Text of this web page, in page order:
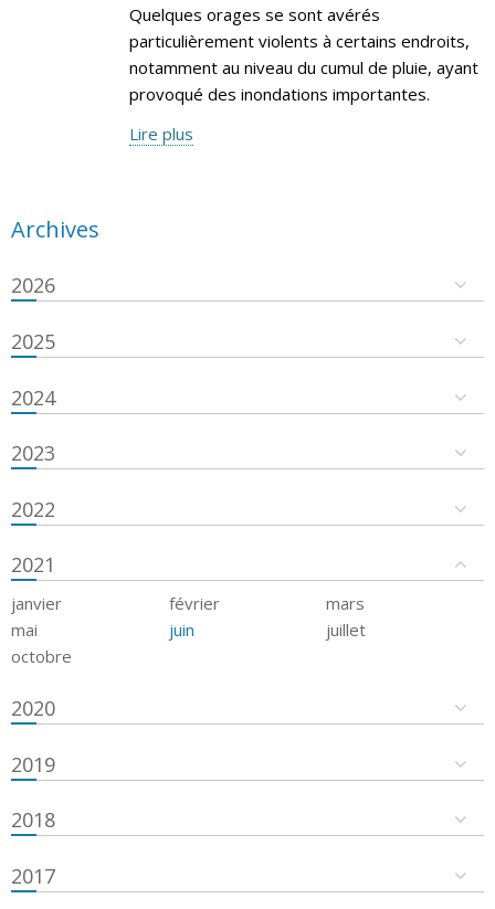
Quelques orages se sont avérés
particulièrement violents à certains endroits,
notamment au niveau du cumul de pluie, ayant
provoqué des inondations importantes.
Lire plus
Archives
2026
2025
2024
2023
2022
2021
janvier février
mars
mai
juin
juillet
octobre
2020
2019
2018
2017